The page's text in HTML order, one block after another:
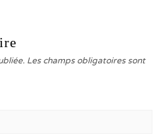
Les champs obligatoires sont